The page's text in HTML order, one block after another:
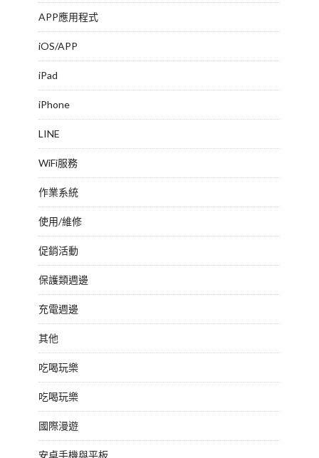
APP應用程式
iOS/APP
iPad
iPhone
LINE
WiFi服務
作業系統
使用/維修
促銷活動
保護類週邊
充電週邊
其他
吃喝玩樂
吃喝玩樂
國際漫遊
安卓手機與平板